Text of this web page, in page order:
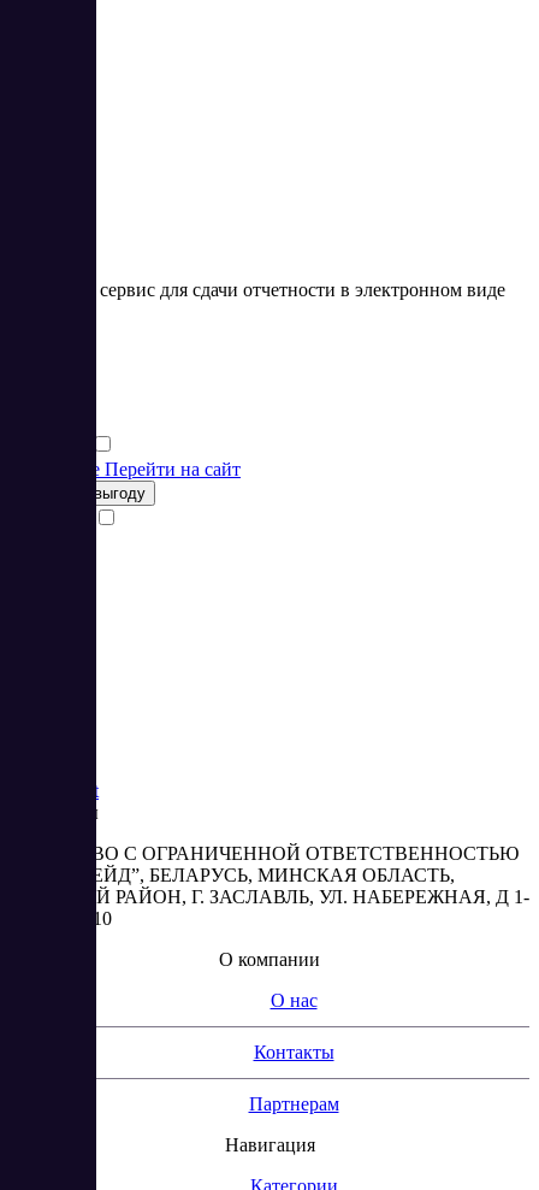
Облачный сервис для сдачи отчетности в электронном виде
Подробнее Перейти на сайт
Получить выгоду
Market
Реквизиты
ОБЩЕСТВО С ОГРАНИЧЕННОЙ ОТВЕТСТВЕННОСТЬЮ
“АБЕСТРЕЙД”, БЕЛАРУСЬ, МИНСКАЯ ОБЛАСТЬ,
МИНСКИЙ РАЙОН, Г. ЗАСЛАВЛЬ, УЛ. НАБЕРЕЖНАЯ, Д 1-
2, КОМ. 310
О компании
О нас
Контакты
Партнерам
Навигация